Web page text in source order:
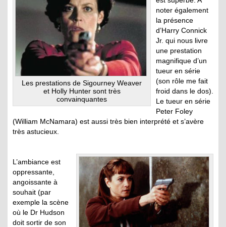
Les prestations de Sigourney Weaver
et Holly Hunter sont très
convainquantes
noter également
la présence
d’Harry Connick
Jr. qui nous livre
une prestation
magnifique d’un
tueur en série
(son rôle me fait
froid dans le dos).
Le tueur en série
Peter Foley
(William McNamara) est aussi très bien interprété et s’avère
très astucieux.
L’ambiance est
oppressante,
angoissante à
souhait (par
exemple la scène
où le Dr Hudson
doit sortir de son